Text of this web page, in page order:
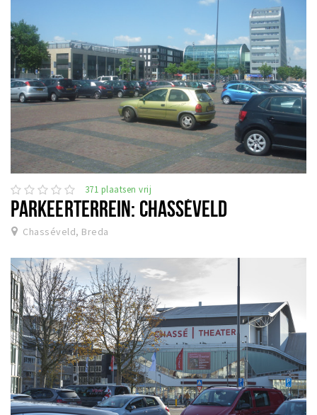
371 plaatsen vrij
PARKEERTERREIN: CHASSÉVELD
Chasséveld, Breda